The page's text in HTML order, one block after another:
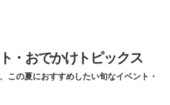
・おでかけトピックス
この夏におすすめしたい旬なイベント・